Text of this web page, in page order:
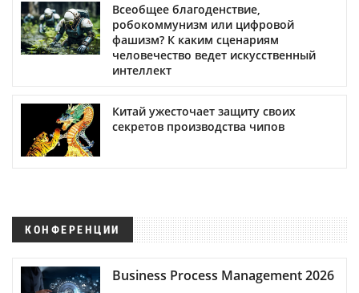
Всеобщее благоденствие,
робокоммунизм или цифровой
фашизм? К каким сценариям
человечество ведет искусственный
интеллект
Китай ужесточает защиту своих
секретов производства чипов
КОНФЕРЕНЦИИ
Business Process Management 2026